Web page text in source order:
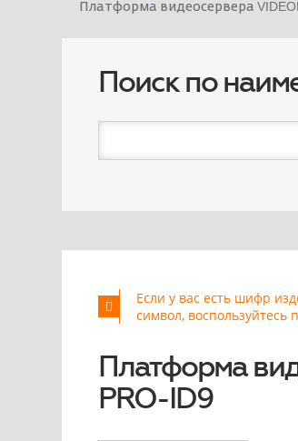
Платформа видеосервера
Поиск по
Если у вас есть шифр
символ, воспользуйтесь
Платформа
PRO-ID9